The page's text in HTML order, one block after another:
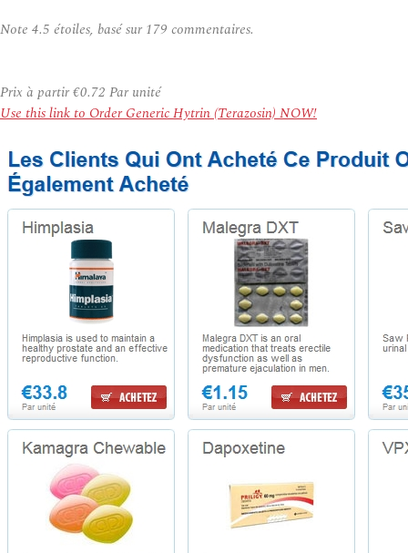
Note 4.5 étoiles, basé sur 179 commentaires.
Prix à partir€0.72 Par unité
Use this link to Order Generic Hytrin (Terazosin) NOW!